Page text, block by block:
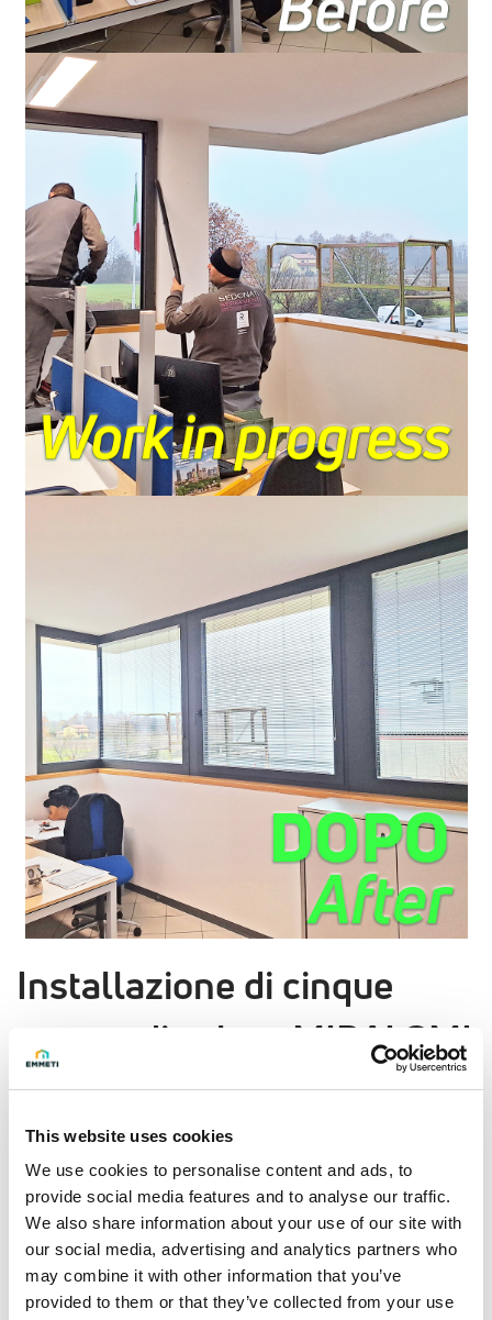
This website uses cookies
We use cookies to personalise content and ads, to
provide social media features and to analyse our traffic.
We also share information about your use of our site with
our social media, advertising and analytics partners who
may combine it with other information that you’ve
provided to them or that they’ve collected from your use
Installazione di cinque
pompe di calore MIRAI SMI
presso la sede Emmeti di
Vigonovo
C’è un principio che guida ogni nostra scelta:“Practice what
you preach”– metti in pratica ciò che promuovi. In Emmeti
crediamo fermamente in questo approccio, ed è per questo
che abbiamo scelto di adottare le nostre stesse soluzioni